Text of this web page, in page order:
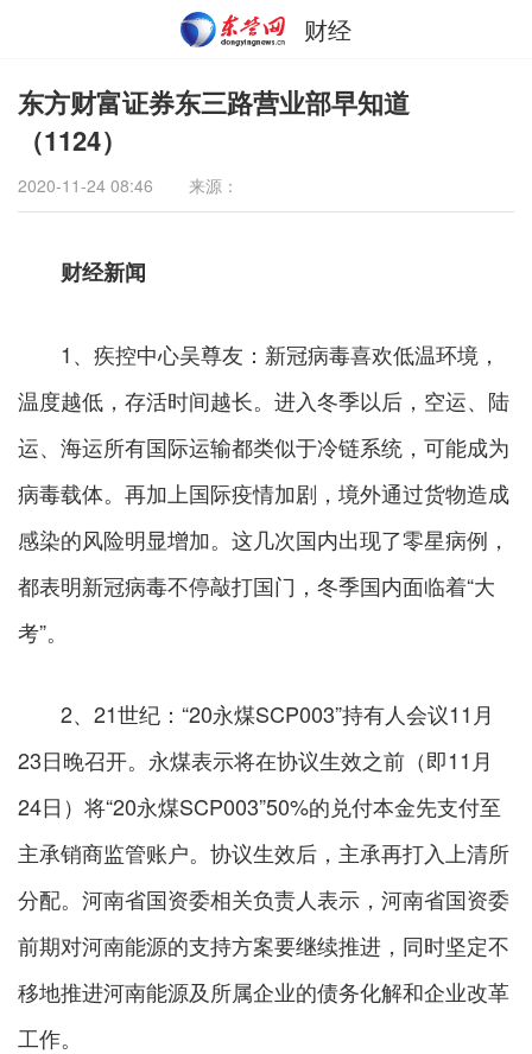
财经
东方财富证券东三路营业部早知道
（1124）
2020-11-24 08:46 来源：
财经新闻
1、疾控中心吴尊友：新冠病毒喜欢低温环境，
温度越低，存活时间越长。进入冬季以后，空运、陆
运、海运所有国际运输都类似于冷链系统，可能成为
病毒载体。再加上国际疫情加剧，境外通过货物造成
感染的风险明显增加。这几次国内出现了零星病例，
都表明新冠病毒不停敲打国门，冬季国内面临着“大
考”。
2、21世纪：“20永煤SCP003”持有人会议11月
23日晚召开。永煤表示将在协议生效之前（即11月
24日）将“20永煤SCP003”50%的兑付本金先支付至
主承销商监管账户。协议生效后，主承再打入上清所
分配。河南省国资委相关负责人表示，河南省国资委
前期对河南能源的支持方案要继续推进，同时坚定不
移地推进河南能源及所属企业的债务化解和企业改革
工作。